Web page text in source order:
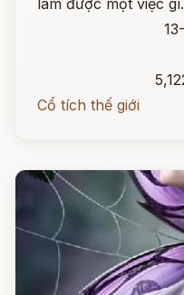
làm được một việc gì.
Cổ tích thế giới